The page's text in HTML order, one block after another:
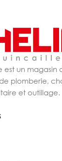
est un magasin
plomberie,
et outillage.